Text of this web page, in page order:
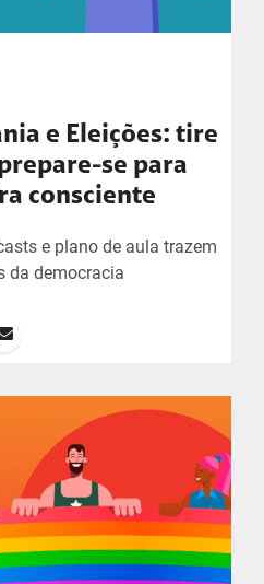
e Eleições: tire
se para
consciente
e plano de aula trazem
da democracia